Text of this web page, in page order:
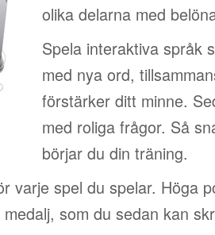
olika delarna med
Spela interaktiva språk
med nya ord,
förstärker ditt minne.
med roliga frågor. Så
börjar du din träning.
varje spel du spelar. Höga
som du sedan kan